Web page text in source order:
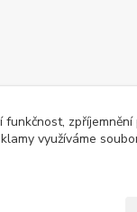
funkčnost,
využíváme